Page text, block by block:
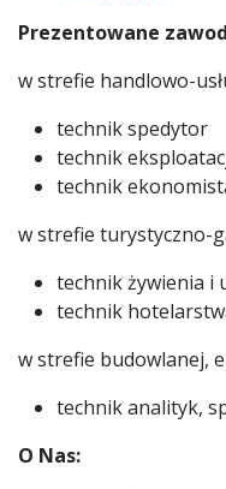
Prezentowane
w strefie handlowo-
technik spedytor
technik
technik
w strefie turystyczno-
technik żywienia i
technik
w strefie budowlanej,
technik analityk,
O Nas: